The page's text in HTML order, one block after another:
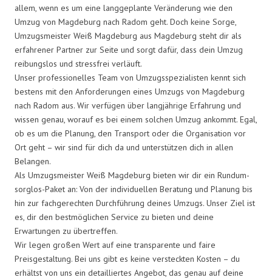
allem, wenn es um eine langgeplante Veränderung wie den
Umzug von Magdeburg nach Radom geht. Doch keine Sorge,
Umzugsmeister Weiß Magdeburg aus Magdeburg steht dir als
erfahrener Partner zur Seite und sorgt dafür, dass dein Umzug
reibungslos und stressfrei verläuft.
Unser professionelles Team von Umzugsspezialisten kennt sich
bestens mit den Anforderungen eines Umzugs von Magdeburg
nach Radom aus. Wir verfügen über langjährige Erfahrung und
wissen genau, worauf es bei einem solchen Umzug ankommt. Egal,
ob es um die Planung, den Transport oder die Organisation vor
Ort geht – wir sind für dich da und unterstützen dich in allen
Belangen.
Als Umzugsmeister Weiß Magdeburg bieten wir dir ein Rundum-
sorglos-Paket an: Von der individuellen Beratung und Planung bis
hin zur fachgerechten Durchführung deines Umzugs. Unser Ziel ist
es, dir den bestmöglichen Service zu bieten und deine
Erwartungen zu übertreffen.
Wir legen großen Wert auf eine transparente und faire
Preisgestaltung. Bei uns gibt es keine versteckten Kosten – du
erhältst von uns ein detailliertes Angebot, das genau auf deine